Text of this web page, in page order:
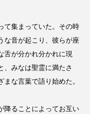
て集まっていた。その時
な音が起こり、彼らが座
舌が分かれ分かれに現
、みなは聖霊に満たさ
な言葉で語り始めた。
降ることによってお互い